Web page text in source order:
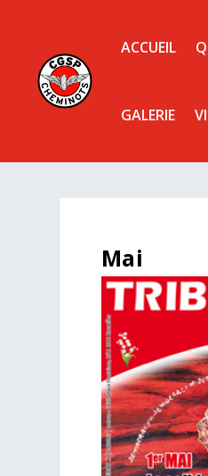
ACCUEIL
GALERIE
Mai